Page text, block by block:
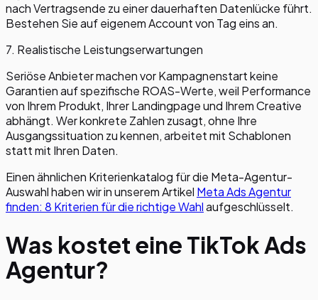
nach Vertragsende zu einer dauerhaften Datenlücke führt.
Bestehen Sie auf eigenem Account von Tag eins an.
7. Realistische Leistungserwartungen
Seriöse Anbieter machen vor Kampagnenstart keine
Garantien auf spezifische ROAS-Werte, weil Performance
von Ihrem Produkt, Ihrer Landingpage und Ihrem Creative
abhängt. Wer konkrete Zahlen zusagt, ohne Ihre
Ausgangssituation zu kennen, arbeitet mit Schablonen
statt mit Ihren Daten.
Einen ähnlichen Kriterienkatalog für die Meta-Agentur-
Auswahl haben wir in unserem Artikel Meta Ads Agentur
finden: 8 Kriterien für die richtige Wahlaufgeschlüsselt.
Was kostet eine TikTok Ads
Agentur?